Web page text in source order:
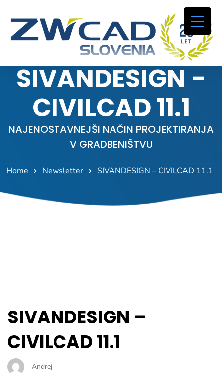
SIVANDESIGN -
CIVILCAD 11.1
NAJENOSTAVNEJŠI NAČIN PROJEKTIRANJA
V GRADBENIŠTVU
Home Newsletter SIVANDESIGN – CIVILCAD 11.1
SIVANDESIGN –
CIVILCAD 11.1
Andrej